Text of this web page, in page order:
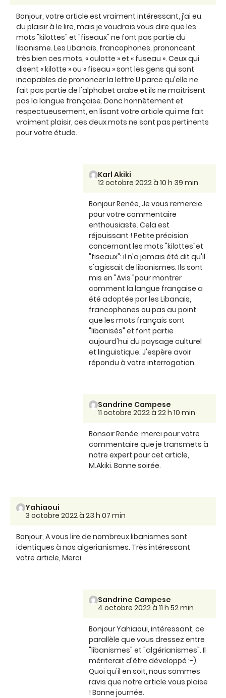
Bonjour, votre article est vraiment intéressant, j’ai eu
du plaisir à le lire, mais je voudrais vous dire que les
mots "kilottes" et "fiseaux" ne font pas partie du
libanisme. Les Libanais, francophones, prononcent
très bien ces mots, « culotte » et « fuseau ». Ceux qui
disent « kilotte » ou « fiseau » sont les gens qui sont
incapables de prononcer la lettre U parce qu'elle ne
fait pas partie de l'alphabet arabe et ils ne maitrisent
pas la langue française. Donc honnêtement et
respectueusement, en lisant votre article qui me fait
vraiment plaisir, ces deux mots ne sont pas pertinents
pour votre étude.
Karl Akiki
12 octobre 2022 à 10 h 39 min
Bonjour Renée, Je vous remercie
pour votre commentaire
enthousiaste. Cela est
réjouissant ! Petite précision
concernant les mots "kilottes"et
"fiseaux": il n'a jamais été dit qu'il
s'agissait de libanismes. Ils sont
mis en "Avis "pour montrer
comment la langue française a
été adoptée par les Libanais,
francophones ou pas au point
que les mots français sont
"libanisés" et font partie
aujourd'hui du paysage culturel
et linguistique. J'espère avoir
répondu à votre interrogation.
Sandrine Campese
11 octobre 2022 à 22 h 10 min
Bonsoir Renée, merci pour votre
commentaire que je transmets à
notre expert pour cet article,
M.Akiki. Bonne soirée.
Yahiaoui
3 octobre 2022 à 23 h 07 min
Bonjour, A vous lire,de nombreux libanismes sont
identiques à nos algerianismes. Très intéressant
votre article, Merci
Sandrine Campese
4 octobre 2022 à 11 h 52 min
Bonjour Yahiaoui, intéressant, ce
parallèle que vous dressez entre
"libanismes" et "algérianismes". Il
mériterait d'être développé :-).
Quoi qu'il en soit, nous sommes
ravis que notre article vous plaise
! Bonne journée.